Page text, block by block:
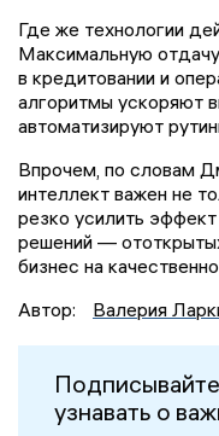
Где же технологии
Максимальную
в кредитовании и
алгоритмы ускоряют
автоматизируют
Впрочем, по словам
интеллект важен не
резко усилить
решений —
бизнес на
Автор:
Валерия
узнавать о